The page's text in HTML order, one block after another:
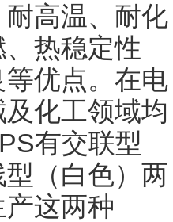
高温、耐化
热稳定性
优点。在电
化工领域均
有交联型
型（白色）两
这两种